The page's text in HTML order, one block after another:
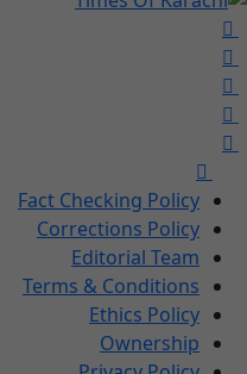
Fact Checking Policy
Corrections Policy
Editorial Team
Terms & Conditions
Ethics Policy
Ownership